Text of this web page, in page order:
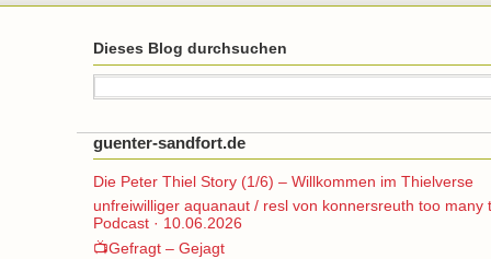
Dieses Blog durchsuchen
guenter-sandfort.de
Die Peter Thiel Story (1/6) – Willkommen im Thielverse
unfreiwilliger aquanaut / resl von konnersreuth too many
Podcast · 10.06.2026
📺Gefragt – Gejagt